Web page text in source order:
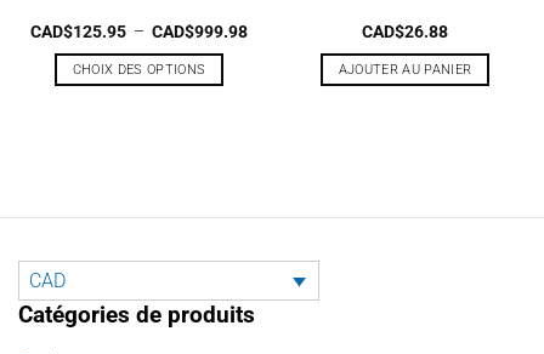
CAD$125.95 – CAD$999.98Plage
CAD$125.95
CHOIX DES OPTIONS
Les
être
choisies
CAD$26.88
AJOUTER AU PANIER
CAD
Catégories de produits